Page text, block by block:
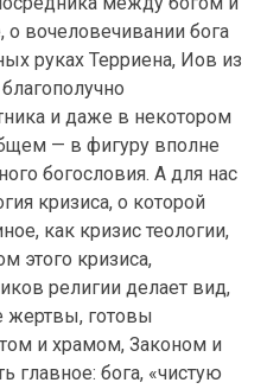
о вочеловечивании бога
руках Терриена, Иов из
и даже в некотором
— в фигуру вполне
богословия. А для нас
кризиса, о которой
как кризис теологии,
этого кризиса,
религии делает вид,
жертвы, готовы
и храмом, Законом и
главное: бога, «чистую